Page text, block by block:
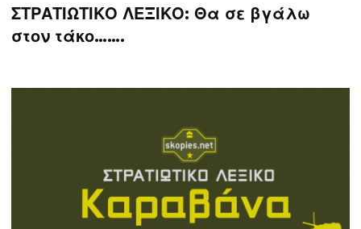
ΣΤΡΑΤΙΩΤΙΚΟ ΛΕΞΙΚΟ: Θα σε βγάλω
στον τάκο…….